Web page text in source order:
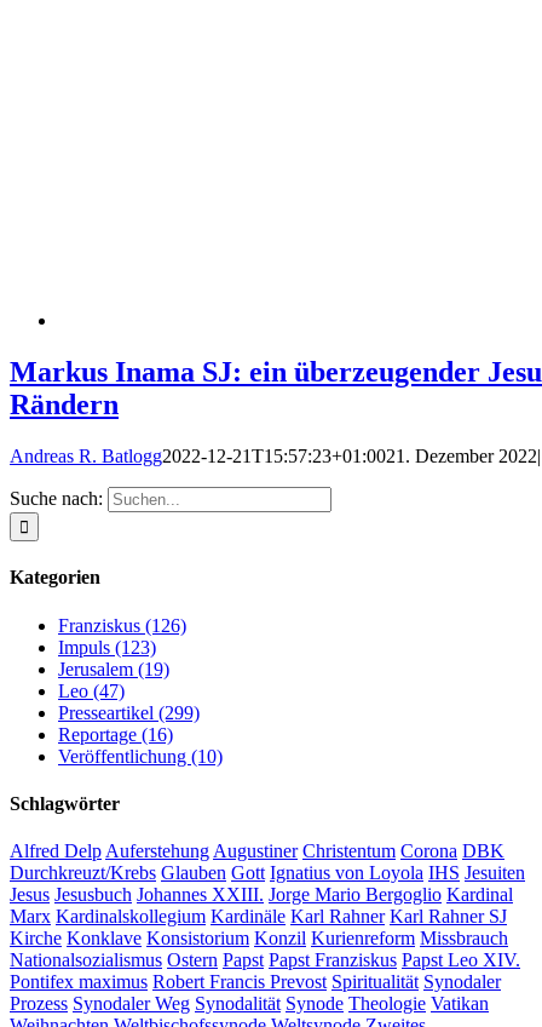
Markus Inama SJ: ein überzeugender
Rändern
Andreas R. Batlogg2022-12-21T15:57:23+01:0021. Dezember 2022|
Suche nach:
Kategorien
Franziskus (126)
Impuls (123)
Jerusalem (19)
Leo (47)
Presseartikel (299)
Reportage (16)
Veröffentlichung (10)
Schlagwörter
Alfred Delp Auferstehung Augustiner Christentum Corona DBK
Durchkreuzt/Krebs Glauben Gott Ignatius von Loyola IHS Jesuiten
Jesus Jesusbuch Johannes XXIII. Jorge Mario Bergoglio Kardinal
Marx Kardinalskollegium Kardinäle Karl Rahner Karl Rahner SJ
Kirche Konklave Konsistorium Konzil Kurienreform Missbrauch
Nationalsozialismus Ostern Papst Papst Franziskus Papst Leo XIV.
Pontifex maximus Robert Francis Prevost Spiritualität Synodaler
Prozess Synodaler Weg Synodalität Synode Theologie Vatikan